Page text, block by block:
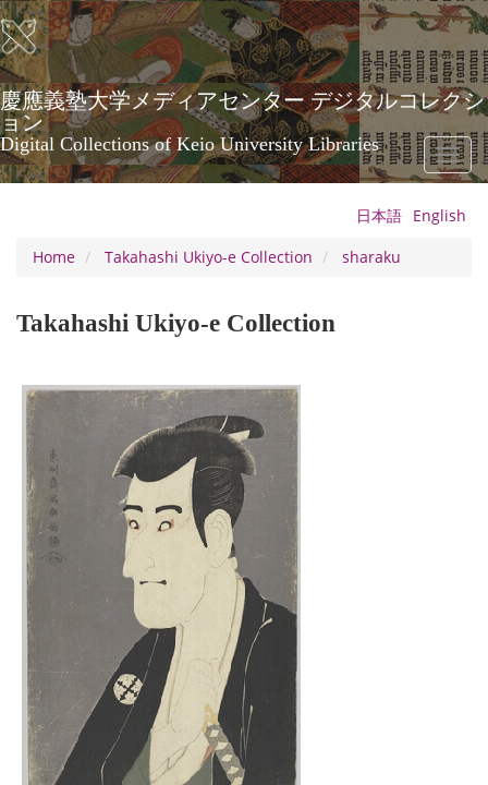
Skip
to
main
content
慶應義塾大学メディアセンター デジタルコレクシ
ョン
Digital Collections of Keio University Libraries
Toggle
日本語 English
Home
Takahashi Ukiyo-e Collection sharaku
Takahashi Ukiyo-e Collection